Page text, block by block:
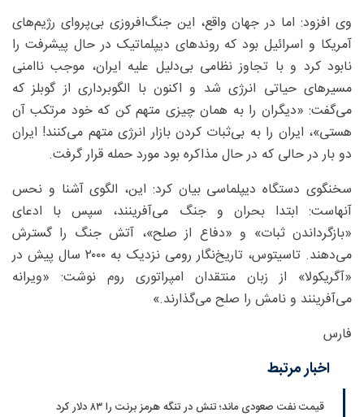
وی افزود: اما در جهان واقع، این جنگ‌افروزی بی‌پروای رژیم‌های
آمریکا و اسرائیل بود که روندهای دیپلماتیک در حال پیشرفت را
نابود کرد و با تجاوز نظامی بی‌دلیل علیه ایران، موجب ناامنی
مسیرهای حیاتی انرژی شد و اکنون با الگوبرداری از گوبلز که
می‌گفت: «دیگران را به همان چیزی متهم کن که خود مرتکب آن
هستی»، ایران را به بی‌ثبات کردن بازار انرژی متهم می‌کنند! ایران
دو بار در حالی که در حال مذاکره بود مورد حمله قرار گرفت.
سخنگوی دستگاه دیپلماسی بیان کرد: این، الگوی آشنا و نحس
آنهاست: ابتدا بحران و جنگ می‌آفرینند، سپس با ادعای
«بازگرداندن ثبات» و «دفاع از صلح»، آتش جنگ را گسترش
می‌دهند. تاسیتوس، تاریخ‌نگار رومی نزدیک به ۲۰۰۰ سال پیش در
«آگریکولا» از زبان منتقدان امپراتوری روم نوشت: «ویرانه
می‌آفرینند و نامش را صلح می‌گذارند.»
فارس
اخبار مرتبط
قیمت نفت صعودی ماند؛ تنش در تنگه هرمز برنت را ۸۳ دلار کرد